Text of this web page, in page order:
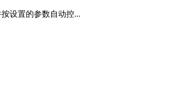
设置的参数自动控...